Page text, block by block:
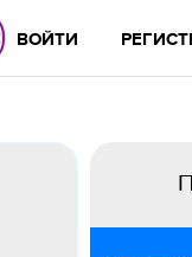
ВОЙТИ